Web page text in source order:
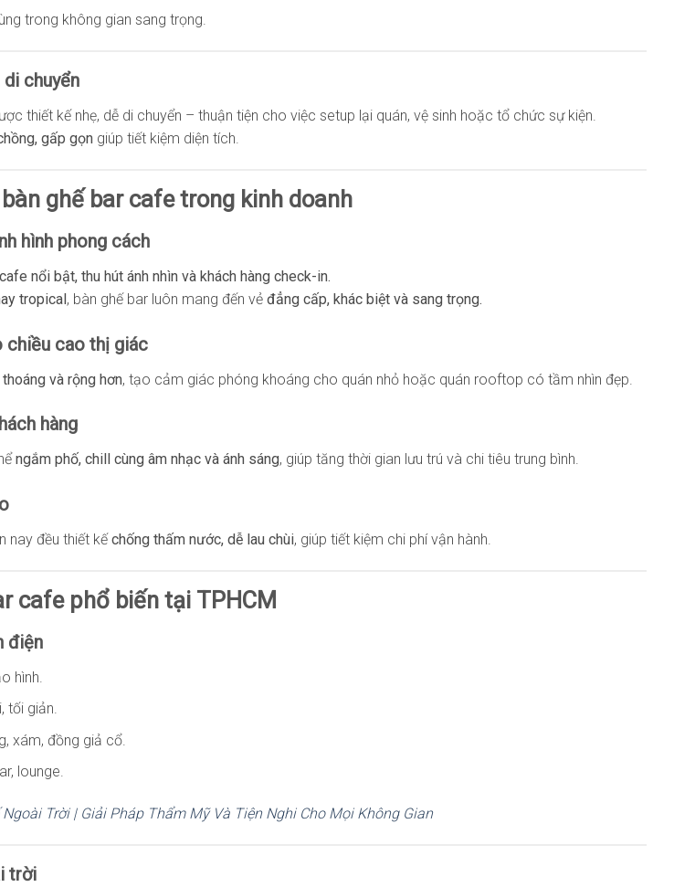
trong không gian sang trọng.
chuyển
thiết kế nhẹ, dễ di chuyển – thuận tiện cho việc setup lại quán, vệ sinh hoặc tổ chức sự kiện.
gấp gọn giúp tiết kiệm diện tích.
ghế bar cafe trong kinh doanh
hình phong cách
nổi bật, thu hút ánh nhìn và khách hàng check-in.
tropical, bàn ghế bar luôn mang đến vẻ đẳng cấp, khác biệt và sang trọng.
chiều cao thị giác
và rộng hơn, tạo cảm giác phóng khoáng cho quán nhỏ hoặc quán rooftop có tầm nhìn đẹp.
hàng
ngắm phố, chill cùng âm nhạc và ánh sáng, giúp tăng thời gian lưu trú và chi tiêu trung bình.
nay đều thiết kếchống thấm nước, dễ lau chùi, giúp tiết kiệm chi phí vận hành.
cafe phổ biến tại TPHCM
điện
hình.
tối giản.
xám, đồng giả cổ.
lounge.
Ngoài Trời | Giải Pháp Thẩm Mỹ Và Tiện Nghi Cho Mọi Không Gian
trời